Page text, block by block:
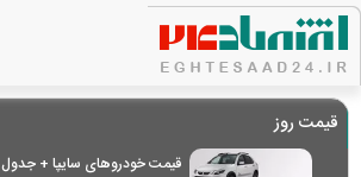
قیمت روز
قیمت خودرو‌های سایپا + جدول